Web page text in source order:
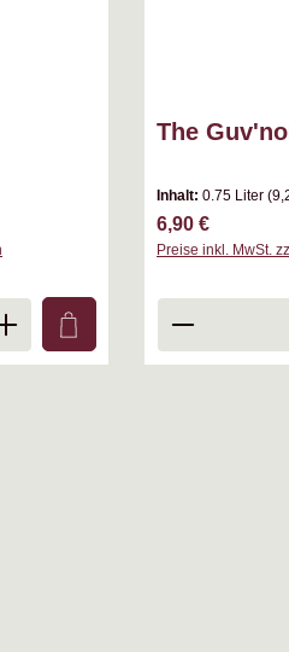
den gewünschten
The
Inhalt:0.75 Liter
Regulärer Preis:
6,90 €
Preise inkl. MwSt.
Produkt